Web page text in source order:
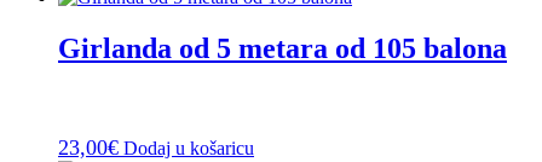
Girlanda od 5 metara od 105 balona
23,00€ Dodaj u košaricu